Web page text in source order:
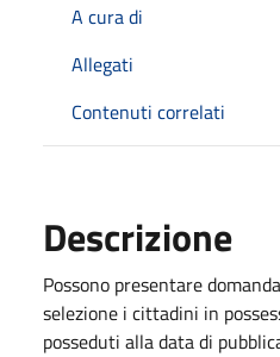
A cura di
Allegati
Contenuti correlati
Descrizione
Possono presentare
selezione i cittadini in
posseduti alla data di